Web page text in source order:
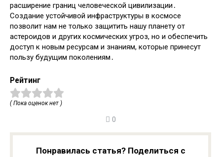
расширение границ человеческой цивилизации․
Создание устойчивой инфраструктуры в космосе
позволит нам не только защитить нашу планету от
астероидов и других космических угроз, но и обеспечить
доступ к новым ресурсам и знаниям, которые принесут
пользу будущим поколениям․
Рейтинг
( Пока оценок нет )
0
Понравилась статья? Поделиться с